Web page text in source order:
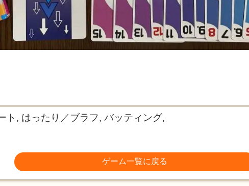
ト, はったり／ブラフ, バッティング,
ゲーム一覧に戻る